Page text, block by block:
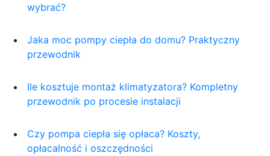
wybrać?
Jaka moc pompy ciepła do domu? Praktyczny
przewodnik
Ile kosztuje montaż klimatyzatora? Kompletny
przewodnik po procesie instalacji
Czy pompa ciepła się opłaca? Koszty,
opłacalność i oszczędności